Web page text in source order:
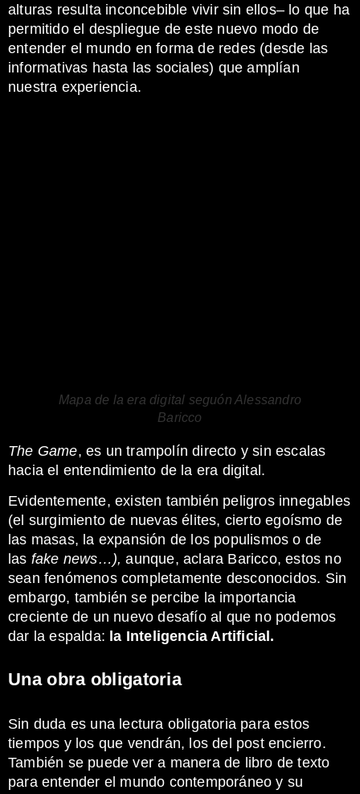
alturas resulta inconcebible vivir sin ellos– lo que ha
permitido el despliegue de este nuevo modo de
entender el mundo en forma de redes (desde las
informativas hasta las sociales) que amplían
nuestra experiencia.
Mapa de la era digital seguón Alessandro
Baricco
The Game, es un trampolín directo y sin escalas
hacia el entendimiento de la era digital.
Evidentemente, existen también peligros innegables
(el surgimiento de nuevas élites, cierto egoísmo de
las masas, la expansión de los populismos o de
las fake news…), aunque, aclara Baricco, estos no
sean fenómenos completamente desconocidos. Sin
embargo, también se percibe la importancia
creciente de un nuevo desafío al que no podemos
dar la espalda: la Inteligencia Artificial.
Una obra obligatoria
Sin duda es una lectura obligatoria para estos
tiempos y los que vendrán, los del post encierro.
También se puede ver a manera de libro de texto
para entender el mundo contemporáneo y su